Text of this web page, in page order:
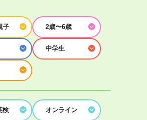
子 2歳〜6歳
中学生
検 オンライン